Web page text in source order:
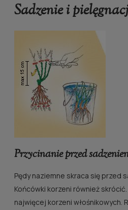
Sadzenie i
Przycinanie przed
Pędy naziemne skraca się przed
Końcówki korzeni również
najwięcej korzeni włośnikowych.